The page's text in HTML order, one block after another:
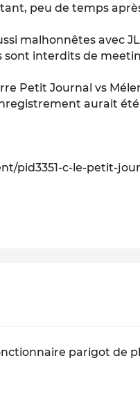
peu de temps
malhonnêtes avec
sont interdits de
Petit Journal vs
aurait
pid3351-c-le-petit-
parigot de